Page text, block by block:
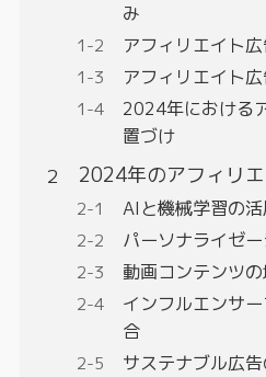
み
アフィリエイト
アフィリエイト
2024年における
置づけ
2024年のアフィリ
AIと機械学習の活
パーソナライゼ
動画コンテンツ
インフルエンサ
合
サステナブル広